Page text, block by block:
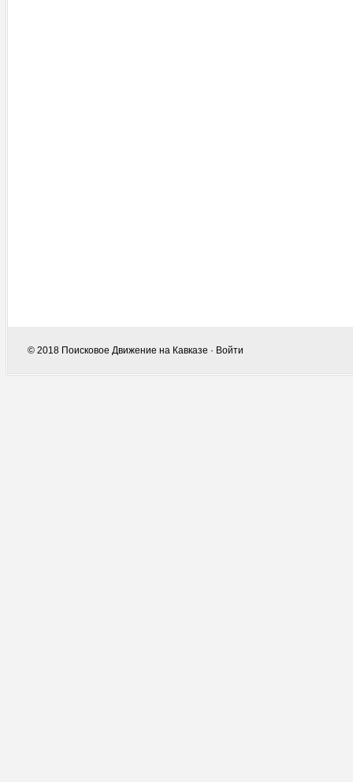
© 2018 Поисковое Движение на Кавказе · Войти